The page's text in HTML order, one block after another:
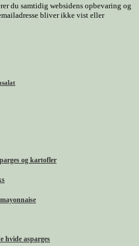
du samtidig websidens opbevaring og
bliver ikke vist eller
og kartofler
hvide asparges